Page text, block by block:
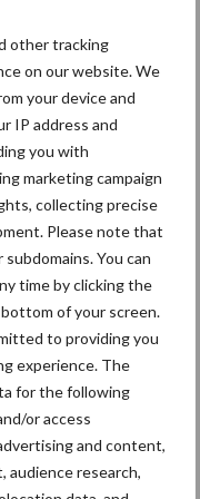
other tracking
on our website. We
your device and
IP address and
you with
marketing campaign
collecting precise
Please note that
You can
time by clicking the
of your screen.
to providing you
experience. The
for the following
or access
and content,
audience research,
natter dan normaal in
mogelijk kan leiden tot
WeerPlaza)
van